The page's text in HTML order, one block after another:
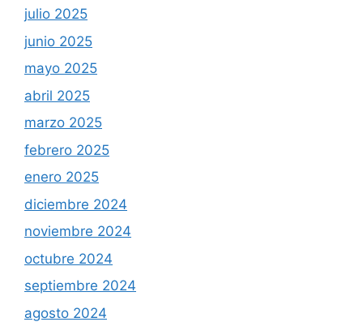
julio 2025
junio 2025
mayo 2025
abril 2025
marzo 2025
febrero 2025
enero 2025
diciembre 2024
noviembre 2024
octubre 2024
septiembre 2024
agosto 2024